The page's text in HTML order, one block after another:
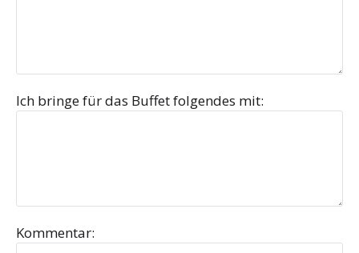
Ich bringe für das Buffet folgendes mit:
Kommentar: